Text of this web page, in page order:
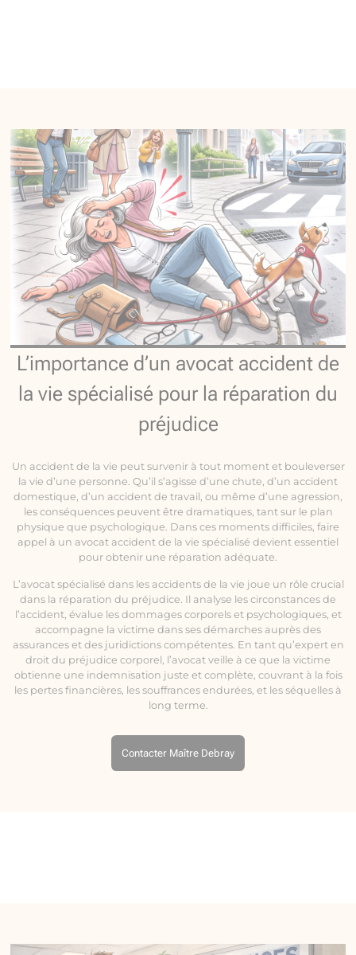
L’importance d’un avocat accident de
la vie spécialisé pour la réparation du
préjudice
Un accident de la vie peut survenir à tout moment et bouleverser
la vie d’une personne. Qu’il s’agisse d’une chute, d’un accident
domestique, d’un accident de travail, ou même d’une agression,
les conséquences peuvent être dramatiques, tant sur le plan
physique que psychologique. Dans ces moments difficiles, faire
appel à un avocat accident de la vie spécialisé devient essentiel
pour obtenir une réparation adéquate.
L’avocat spécialisé dans les accidents de la vie joue un rôle crucial
dans la réparation du préjudice. Il analyse les circonstances de
l’accident, évalue les dommages corporels et psychologiques, et
accompagne la victime dans ses démarches auprès des
assurances et des juridictions compétentes. En tant qu’expert en
droit du préjudice corporel, l’avocat veille à ce que la victime
obtienne une indemnisation juste et complète, couvrant à la fois
les pertes financières, les souffrances endurées, et les séquelles à
long terme.
Contacter Maître Debray